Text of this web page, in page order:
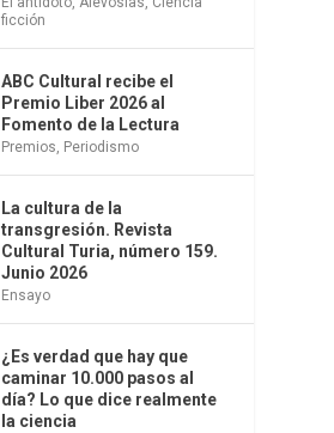
ficción
ABC Cultural recibe el
Premio Liber 2026 al
Fomento de la Lectura
Premios, Periodismo
La cultura de la
transgresión. Revista
Cultural Turia, número 159.
Junio 2026
Ensayo
¿Es verdad que hay que
caminar 10.000 pasos al
día? Lo que dice realmente
la ciencia